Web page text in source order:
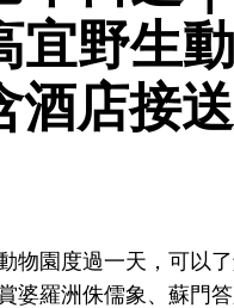
宜野生
酒店接
物園度過一天，可以
婆羅洲侏儒象、蘇門答